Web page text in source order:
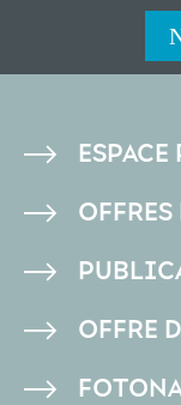
PIED
DE
ESPACE
OFFRE